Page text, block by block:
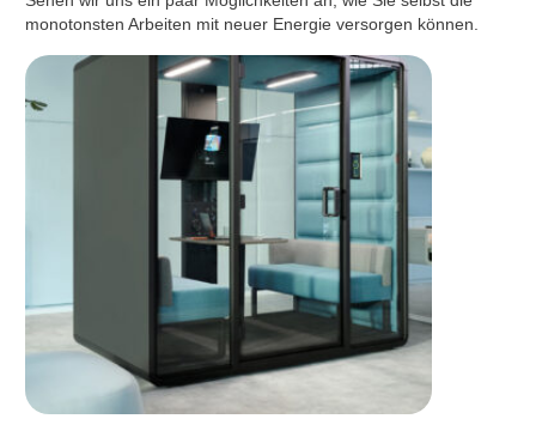
monotonsten Arbeiten mit neuer Energie versorgen können.